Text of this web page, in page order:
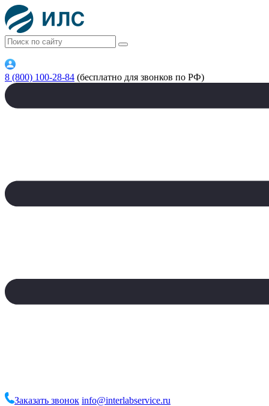
8 (800) 100-28-84 (бесплатно для звонков по РФ)
Заказать звонок info@interlabservice.ru